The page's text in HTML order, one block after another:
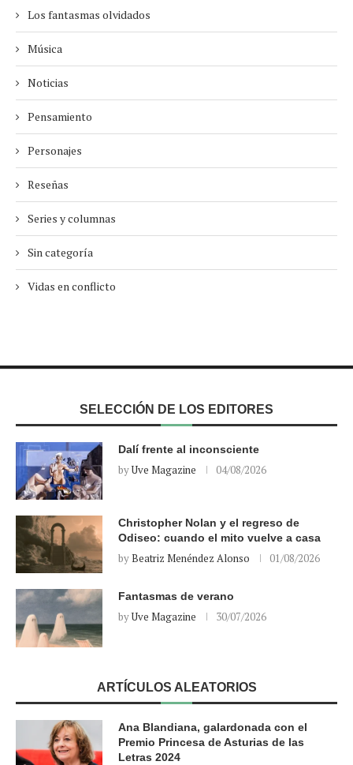
Los fantasmas olvidados
Música
Noticias
Pensamiento
Personajes
Reseñas
Series y columnas
Sin categoría
Vidas en conflicto
SELECCIÓN DE LOS EDITORES
Dalí frente al inconsciente
byUve Magazine 04/08/2026
Christopher Nolan y el regreso de
Odiseo: cuando el mito vuelve a casa
byBeatriz Menéndez Alonso 01/08/2026
Fantasmas de verano
byUve Magazine 30/07/2026
ARTÍCULOS ALEATORIOS
Ana Blandiana, galardonada con el
Premio Princesa de Asturias de las
Letras 2024